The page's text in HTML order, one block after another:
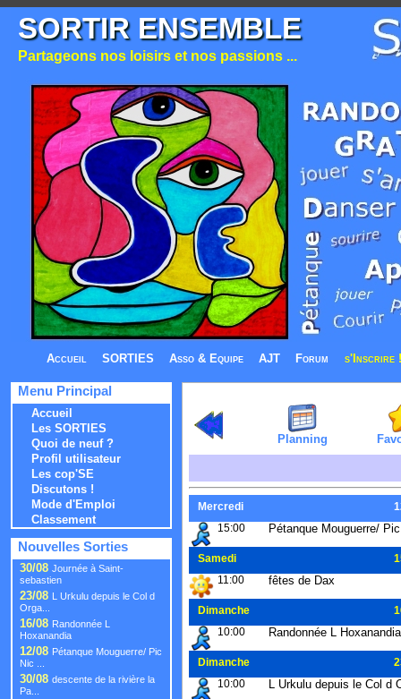
SORTIR ENSEMBLE
Partageons nos loisirs et nos passions ...
Accueil SORTIES Asso & Equipe AJT Forum s'Inscrire !
Menu Principal
Accueil
Les SORTIES
Quoi de neuf ?
Profil utilisateur
Les cop'SE
Discutons !
Mode d'Emploi
Classement
Nouvelles Sorties
30/08 Journée à Saint-
sebastien
23/08 L Urkulu depuis le Col d
Orga...
16/08 Randonnée L
Hoxanandia
12/08 Pétanque Mouguerre/ Pic
Nic ...
30/08 descente de la rivière la
Pa...
Planning
Mercredi
15:00
Pétanque Mouguerre/
Samedi
11:00
fêtes de Dax
Dimanche
10:00
Randonnée L Hoxanandia
Dimanche
10:00
L Urkulu depuis le Col d